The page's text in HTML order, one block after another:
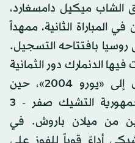
الشاب ميكيل دامسغارد،
المباراة الثانية، ممهداً
روسيا بافتتاحه التسجيل.
الدنمارك دور الثمانية
في إحدى البطولات الكبرى إلى «يورو 2004»، حين
سقطت أمام المستقبلي جمهورية التشيك صفر - 3
من ميلان باروش. في